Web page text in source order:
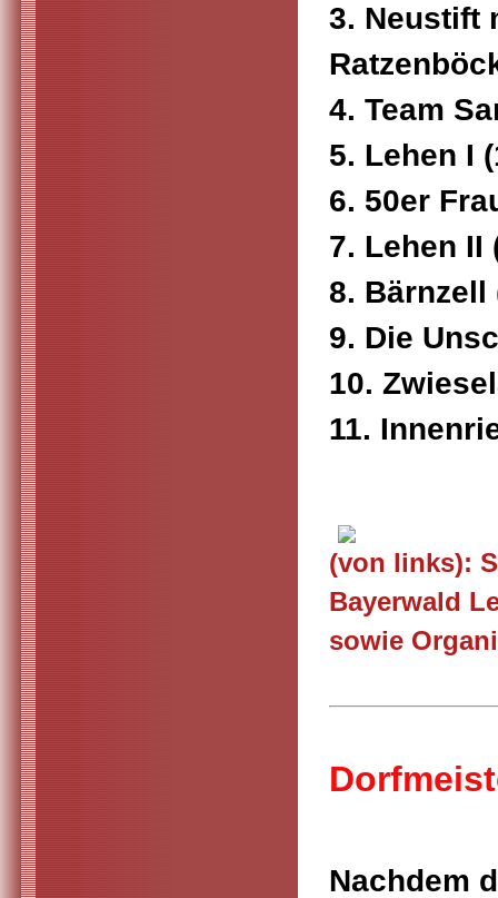
3. Neustift
4. Team
5. Lehen I
6. 50er
7. Lehen II
8. Bärnzell
9. Die
10.
11.
(von links):
Bayerwald
sowie
Nachdem